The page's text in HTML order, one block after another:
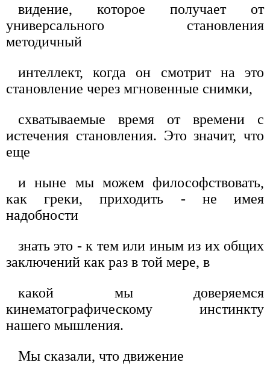
видение, которое получает от
универсального становления
методичный
интеллект, когда он смотрит на это
становление через мгновенные снимки,
схватываемые время от времени с
истечения становления. Это значит, что
еще
и ныне мы можем философствовать,
как греки, приходить - не имея
надобности
знать это - к тем или иным из их общих
заключений как раз в той мере, в
какой мы доверяемся
кинематографическому инстинкту
нашего мышления.
Мы сказали, что движение